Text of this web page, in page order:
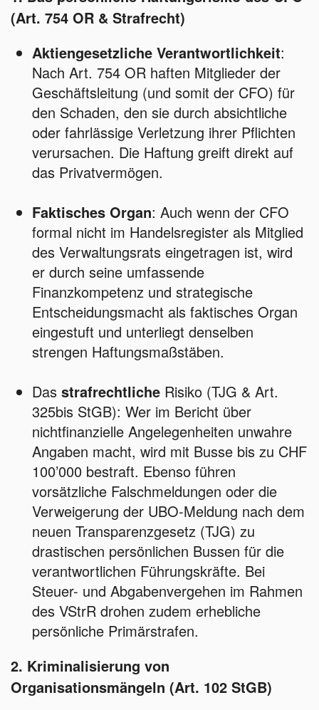
(Art. 754 OR & Strafrecht)
Aktiengesetzliche Verantwortlichkeit:
Nach Art. 754 OR haften Mitglieder der
Geschäftsleitung (und somit der CFO) für
den Schaden, den sie durch absichtliche
oder fahrlässige Verletzung ihrer Pflichten
verursachen. Die Haftung greift direkt auf
das Privatvermögen.
Faktisches Organ: Auch wenn der CFO
formal nicht im Handelsregister als Mitglied
des Verwaltungsrats eingetragen ist, wird
er durch seine umfassende
Finanzkompetenz und strategische
Entscheidungsmacht als faktisches Organ
eingestuft und unterliegt denselben
strengen Haftungsmaßstäben.
Das strafrechtliche Risiko (TJG & Art.
325bis StGB): Wer im Bericht über
nichtfinanzielle Angelegenheiten unwahre
Angaben macht, wird mit Busse bis zu CHF
100’000 bestraft. Ebenso führen
vorsätzliche Falschmeldungen oder die
Verweigerung der UBO-Meldung nach dem
neuen Transparenzgesetz (TJG) zu
drastischen persönlichen Bussen für die
verantwortlichen Führungskräfte. Bei
Steuer- und Abgabenvergehen im Rahmen
des VStrR drohen zudem erhebliche
persönliche Primärstrafen.
2. Kriminalisierung von
Organisationsmängeln (Art. 102 StGB)